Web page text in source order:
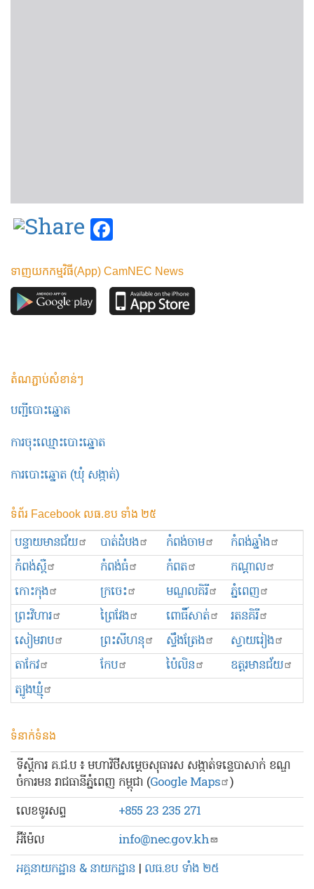
ទាញយកកម្មវិធី(App) CamNEC News
តំណភ្ជាប់សំខាន់ៗ
បញ្ជីបោះឆ្នោត
ការចុះឈ្មោះបោះឆ្នោត
ការបោះឆ្នោត (ឃុំ សង្កាត់)
ទំព័រ Facebook លធ.ខប ទាំង ២៥
បន្ទាយមានជ័យ បាត់ដំបង កំពង់ចាម
កំពង់ឆ្នាំង
កំពង់ស្ពឺ
កំពង់ធំ កំពត
កណ្ដាល
កោះកុង
ក្រចេះ មណ្ឌលគិរី
ភ្នំពេញ
ព្រះ​វិហារ
ព្រៃវែង ពោធិ៍សាត់
រតនគិរី
សៀមរាប
ព្រះសីហនុ ស្ទឹងត្រែង
ស្វាយរៀង
តាកែវ
កែប ប៉ៃលិន
ឧត្ដរមានជ័យ
ត្បូងឃ្មុំ
ទំនាក់ទំនង
ទីស្ដីការ គ.ជ.ប ៖ មហាវិថីសម្ដេចសុធារស សង្កាត់ទន្លេបាសាក់ ខណ្ឌ
ចំការមន រាជធានីភ្នំពេញ កម្ពុជា (Google Maps )
លេខ​ទូរសព្ទ
+855 23 235 271
អ៊ីម៉ែល
info@nec.gov.kh
អគ្គនាយកដ្ឋាន & នាយកដ្ឋាន | លធ.ខប ទាំង ២៥